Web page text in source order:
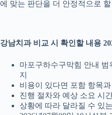
에 맞는 판단을 더 안정적으로
강남치과 비교 시 확인할 내용
마포구하수구막힘 안내
지
비용이 있다면 포함 항목
진행 절차와 예상 소요 시
상황에 따라 달라질 수 있